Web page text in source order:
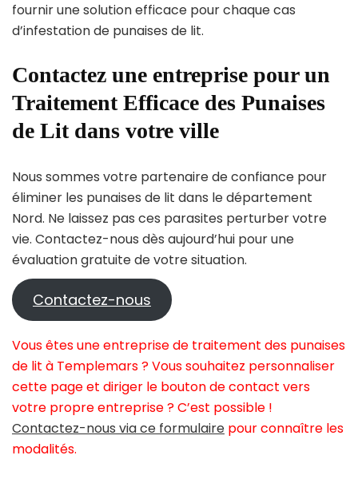
fournir une solution efficace pour chaque cas
d’infestation de punaises de lit.
Contactez une entreprise pour un
Traitement Efficace des Punaises
de Lit dans votre ville
Nous sommes votre partenaire de confiance pour
éliminer les punaises de lit dans le département
Nord. Ne laissez pas ces parasites perturber votre
vie. Contactez-nous dès aujourd’hui pour une
évaluation gratuite de votre situation.
Contactez-nous
Vous êtes une entreprise de traitement des punaises
de lit à Templemars ? Vous souhaitez personnaliser
cette page et diriger le bouton de contact vers
votre propre entreprise ? C’est possible !
Contactez-nous via ce formulaire pour connaître les
modalités.